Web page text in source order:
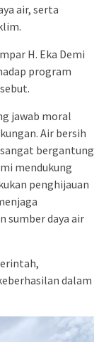
air, serta
H. Eka Demi
program
jawab moral
Air bersih
bergantung
mendukung
penghijauan
sumber daya air
dalam